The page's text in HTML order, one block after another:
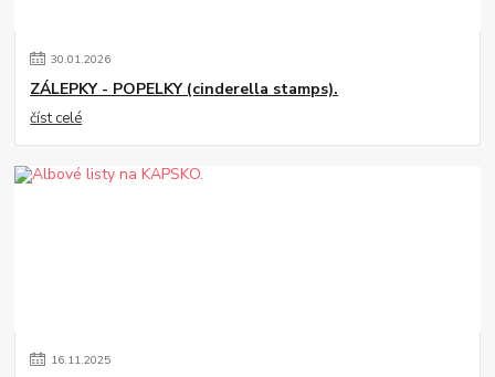
30.01.2026
ZÁLEPKY - POPELKY (cinderella stamps).
číst celé
16.11.2025